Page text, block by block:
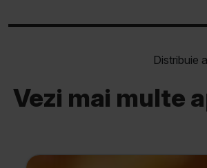
Distribuie
Vezi mai multe